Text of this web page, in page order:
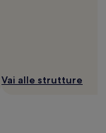
Vai alle strutture